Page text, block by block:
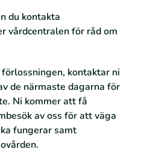
du kontakta
vårdcentralen för råd om
kontaktar ni
de närmaste dagarna för
Ni kommer att få
av oss för att väga
fungerar samt